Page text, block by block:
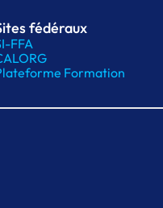
fédéraux
FFA
Formation